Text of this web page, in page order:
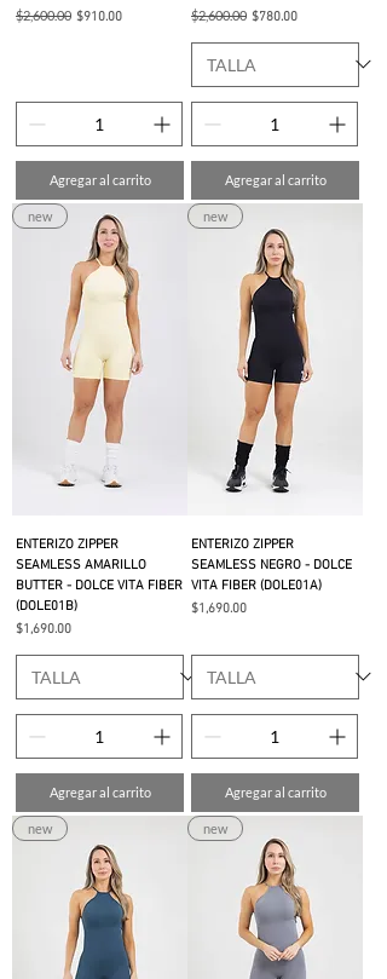
Precio
$2,600.00 Precio de oferta
$910.00
Agregar al carrito
Precio
$2,600.00 Precio de oferta
$780.00
Agregar al carrito
new
ENTERIZO ZIPPER
SEAMLESS AMARILLO
BUTTER - DOLCE VITA FIBER
(DOLE01B)
Precio
$1,690.00
Agregar al carrito
new
ENTERIZO ZIPPER
SEAMLESS NEGRO - DOLCE
VITA FIBER (DOLE01A)
Precio
$1,690.00
Agregar al carrito
new new